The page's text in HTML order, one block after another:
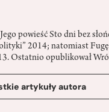
powieść Sto dni bez
2014; natomiast
Ostatnio opublikował
artykuły autora